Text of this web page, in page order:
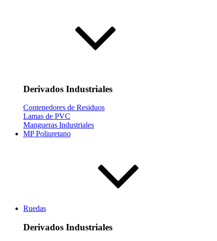
Derivados Industriales
Contenedores de Residuos
Lamas de PVC
Mangueras Industriales
MP Poliuretano
Ruedas
Derivados Industriales